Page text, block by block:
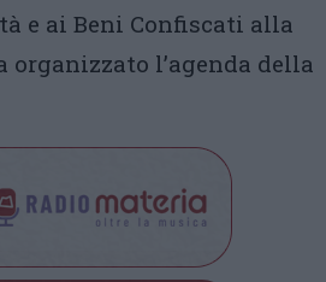
e ai Beni Confiscati alla
l’agenda della